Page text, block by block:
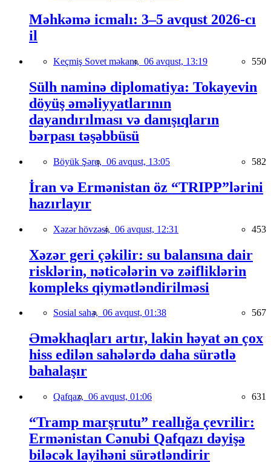
Məhkəmə icmalı: 3–5 avqust 2026-cı
il
Keçmiş Sovet məkanı, 06 avqust, 13:19 550
Sülh naminə diplomatiya: Tokayevin
döyüş əməliyyatlarının
dayandırılması və danışıqların
bərpası təşəbbüsü
Böyük Şərq, 06 avqust, 13:05 582
İran və Ermənistan öz “TRIPP”lərini
hazırlayır
Xəzər hövzəsi, 06 avqust, 12:31 453
Xəzər geri çəkilir: su balansına dair
risklərin, nəticələrin və zəifliklərin
kompleks qiymətləndirilməsi
Sosial sahə, 06 avqust, 01:38 567
Əməkhaqları artır, lakin həyat ən çox
hiss edilən sahələrdə daha sürətlə
bahalaşır
Qafqaz, 06 avqust, 01:06 631
“Tramp marşrutu” reallığa çevrilir:
Ermənistan Cənubi Qafqazı dəyişə
biləcək layihəni sürətləndirir